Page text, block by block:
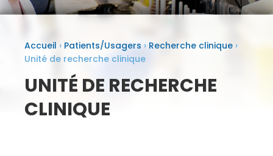
Accueil › Patients/Usagers › Recherche clinique ›
Unité de recherche clinique
UNITÉ DE RECHERCHE
CLINIQUE